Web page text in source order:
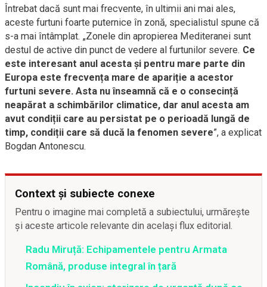
Întrebat dacă sunt mai frecvente, în ultimii ani mai ales,
aceste furtuni foarte puternice în zonă, specialistul spune că
s-a mai întâmplat. „Zonele din apropierea Mediteranei sunt
destul de active din punct de vedere al furtunilor severe. Ce
este interesant anul acesta și pentru mare parte din
Europa este frecvența mare de apariție a acestor
furtuni severe. Asta nu înseamnă că e o consecință
neapărat a schimbărilor climatice, dar anul acesta am
avut condiții care au persistat pe o perioadă lungă de
timp, condiții care să ducă la fenomen severe”, a explicat
Bogdan Antonescu.
Context și subiecte conexe
Pentru o imagine mai completă a subiectului, urmărește
și aceste articole relevante din același flux editorial.
Radu Miruță: Echipamentele pentru Armata
Română, produse integral în țară